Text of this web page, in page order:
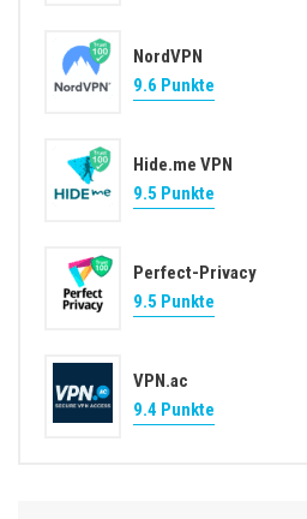
NordVPN
9.6 Punkte
Hide.me VPN
9.5 Punkte
Perfect-Privacy
9.5 Punkte
VPN.ac
9.4 Punkte